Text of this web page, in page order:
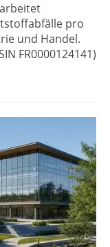
pro
und Handel.
FR0000124141)